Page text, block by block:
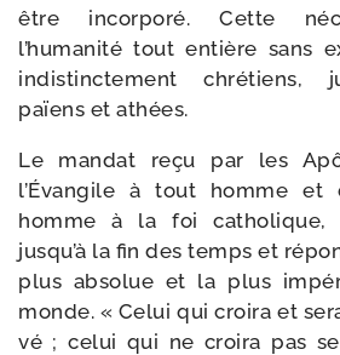
être incor­po­ré. Cette
l’humanité tout entière sans
indis­tinc­te­ment chré­tiens,
païens et athées.
Le man­dat reçu par les
l’Évangile à tout homme
homme à la foi catho­lique,
jusqu’à la fin des temps et
plus abso­lue et la plus
monde. « Celui qui croi­ra et
vé ; celui qui ne croi­ra pas